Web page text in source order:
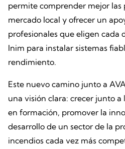
permite comprender mejor las
mercado local y ofrecer un
profesionales que eligen cada
Inim para instalar sistemas
rendimiento.
Este nuevo camino junto a
una visión clara: crecer junto
en formación, promover la
desarrollo de un sector de la
incendios cada vez más